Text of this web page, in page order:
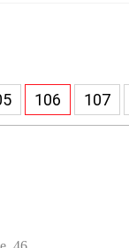
106 107